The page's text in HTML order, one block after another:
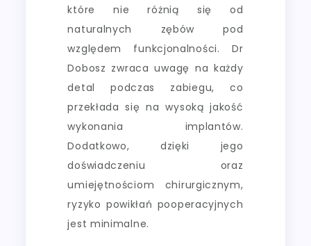
które nie różnią się od
naturalnych zębów pod
względem funkcjonalności. Dr
Dobosz zwraca uwagę na każdy
detal podczas zabiegu, co
przekłada się na wysoką jakość
wykonania implantów.
Dodatkowo, dzięki jego
doświadczeniu oraz
umiejętnościom chirurgicznym,
ryzyko powikłań pooperacyjnych
jest minimalne.